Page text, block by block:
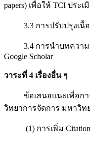
papers) เพื่อให้ TCI ประ
3.3 การปรับปรุงเนื้อห
3.4 การนำบทความที่
Google Scholar
วาระที่ 4 เรื่องอื่น ๆ
ข้อเสนอแนะเพื่อการ
วิทยาการจัดการ มหาวิ
(1) การเพิ่ม Citation